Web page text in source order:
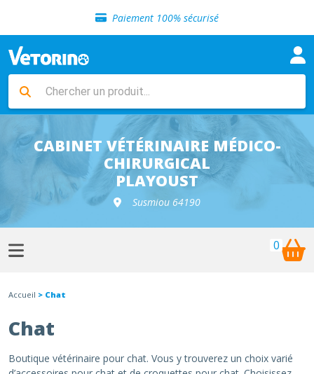
Paiement 100% sécurisé
Livraison gratuite en clinique vétérinaire
Sélection de croquettes vétérinaire
Livraison gratuite en clinique vétérinaire
Retour gratuit en clinique
Sélection de croquettes vétérinaire
CABINET VÉTÉRINAIRE MÉDICO-
CHIRURGICAL
PLAYOUST
Susmiou 64190
0
Accueil > Chat
Chat
Boutique vétérinaire pour chat. Vous y trouverez un choix varié